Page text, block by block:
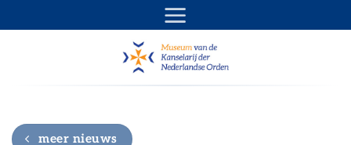
naar
meer nieuws